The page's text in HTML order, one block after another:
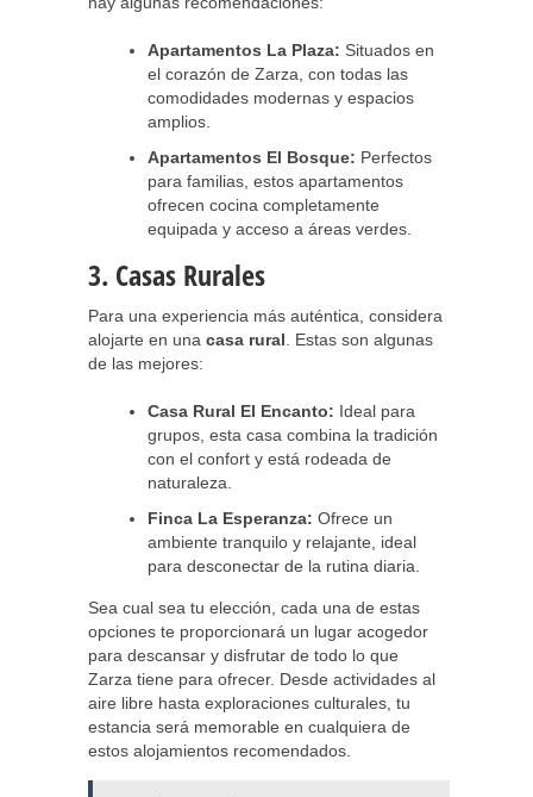
Apartamentos La Plaza: Situados en
el corazón de Zarza, con todas las
comodidades modernas y espacios
amplios.
Apartamentos El Bosque: Perfectos
para familias, estos apartamentos
ofrecen cocina completamente
equipada y acceso a áreas verdes.
3. Casas Rurales
Para una experiencia más auténtica, considera
alojarte en una casa rural . Estas son algunas
de las mejores:
Casa Rural El Encanto: Ideal para
grupos, esta casa combina la tradición
con el confort y está rodeada de
naturaleza.
Finca La Esperanza: Ofrece un
ambiente tranquilo y relajante, ideal
para desconectar de la rutina diaria.
Sea cual sea tu elección, cada una de estas
opciones te proporcionará un lugar acogedor
para descansar y disfrutar de todo lo que
Zarza tiene para ofrecer. Desde actividades al
aire libre hasta exploraciones culturales, tu
estancia será memorable en cualquiera de
estos alojamientos recomendados.